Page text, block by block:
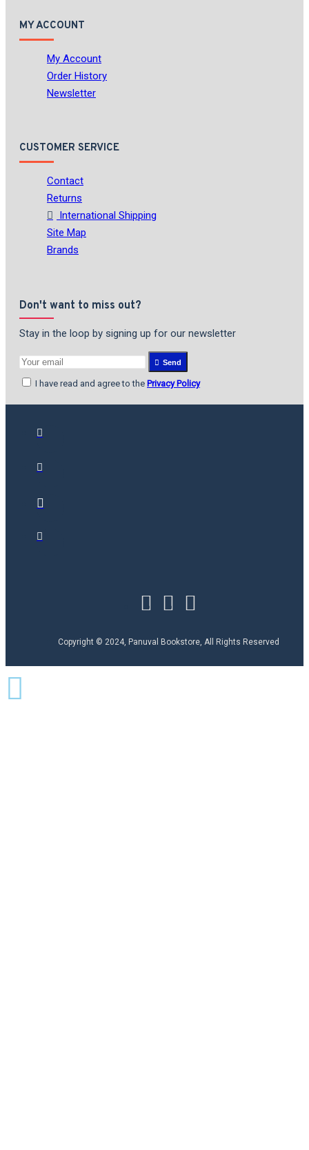
MY ACCOUNT
My Account
Order History
Newsletter
CUSTOMER SERVICE
Contact
Returns
International Shipping
Site Map
Brands
Don't want to miss out?
Stay in the loop by signing up for our newsletter
Send
I have read and agree to the Privacy Policy
Copyright © 2024, Panuval Bookstore, All Rights Reserved